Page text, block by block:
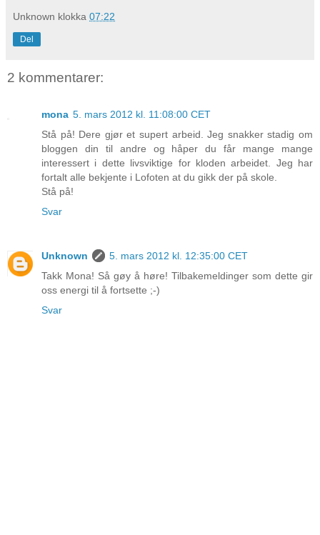
Unknown klokka 07:22
Del
2 kommentarer:
mona 5. mars 2012 kl. 11:08:00 CET
Stå på! Dere gjør et supert arbeid. Jeg snakker stadig om
bloggen din til andre og håper du får mange mange
interessert i dette livsviktige for kloden arbeidet. Jeg har
fortalt alle bekjente i Lofoten at du gikk der på skole.
Stå på!
Svar
Unknown
5. mars 2012 kl. 12:35:00 CET
Takk Mona! Så gøy å høre! Tilbakemeldinger som dette gir
oss energi til å fortsette ;-)
Svar